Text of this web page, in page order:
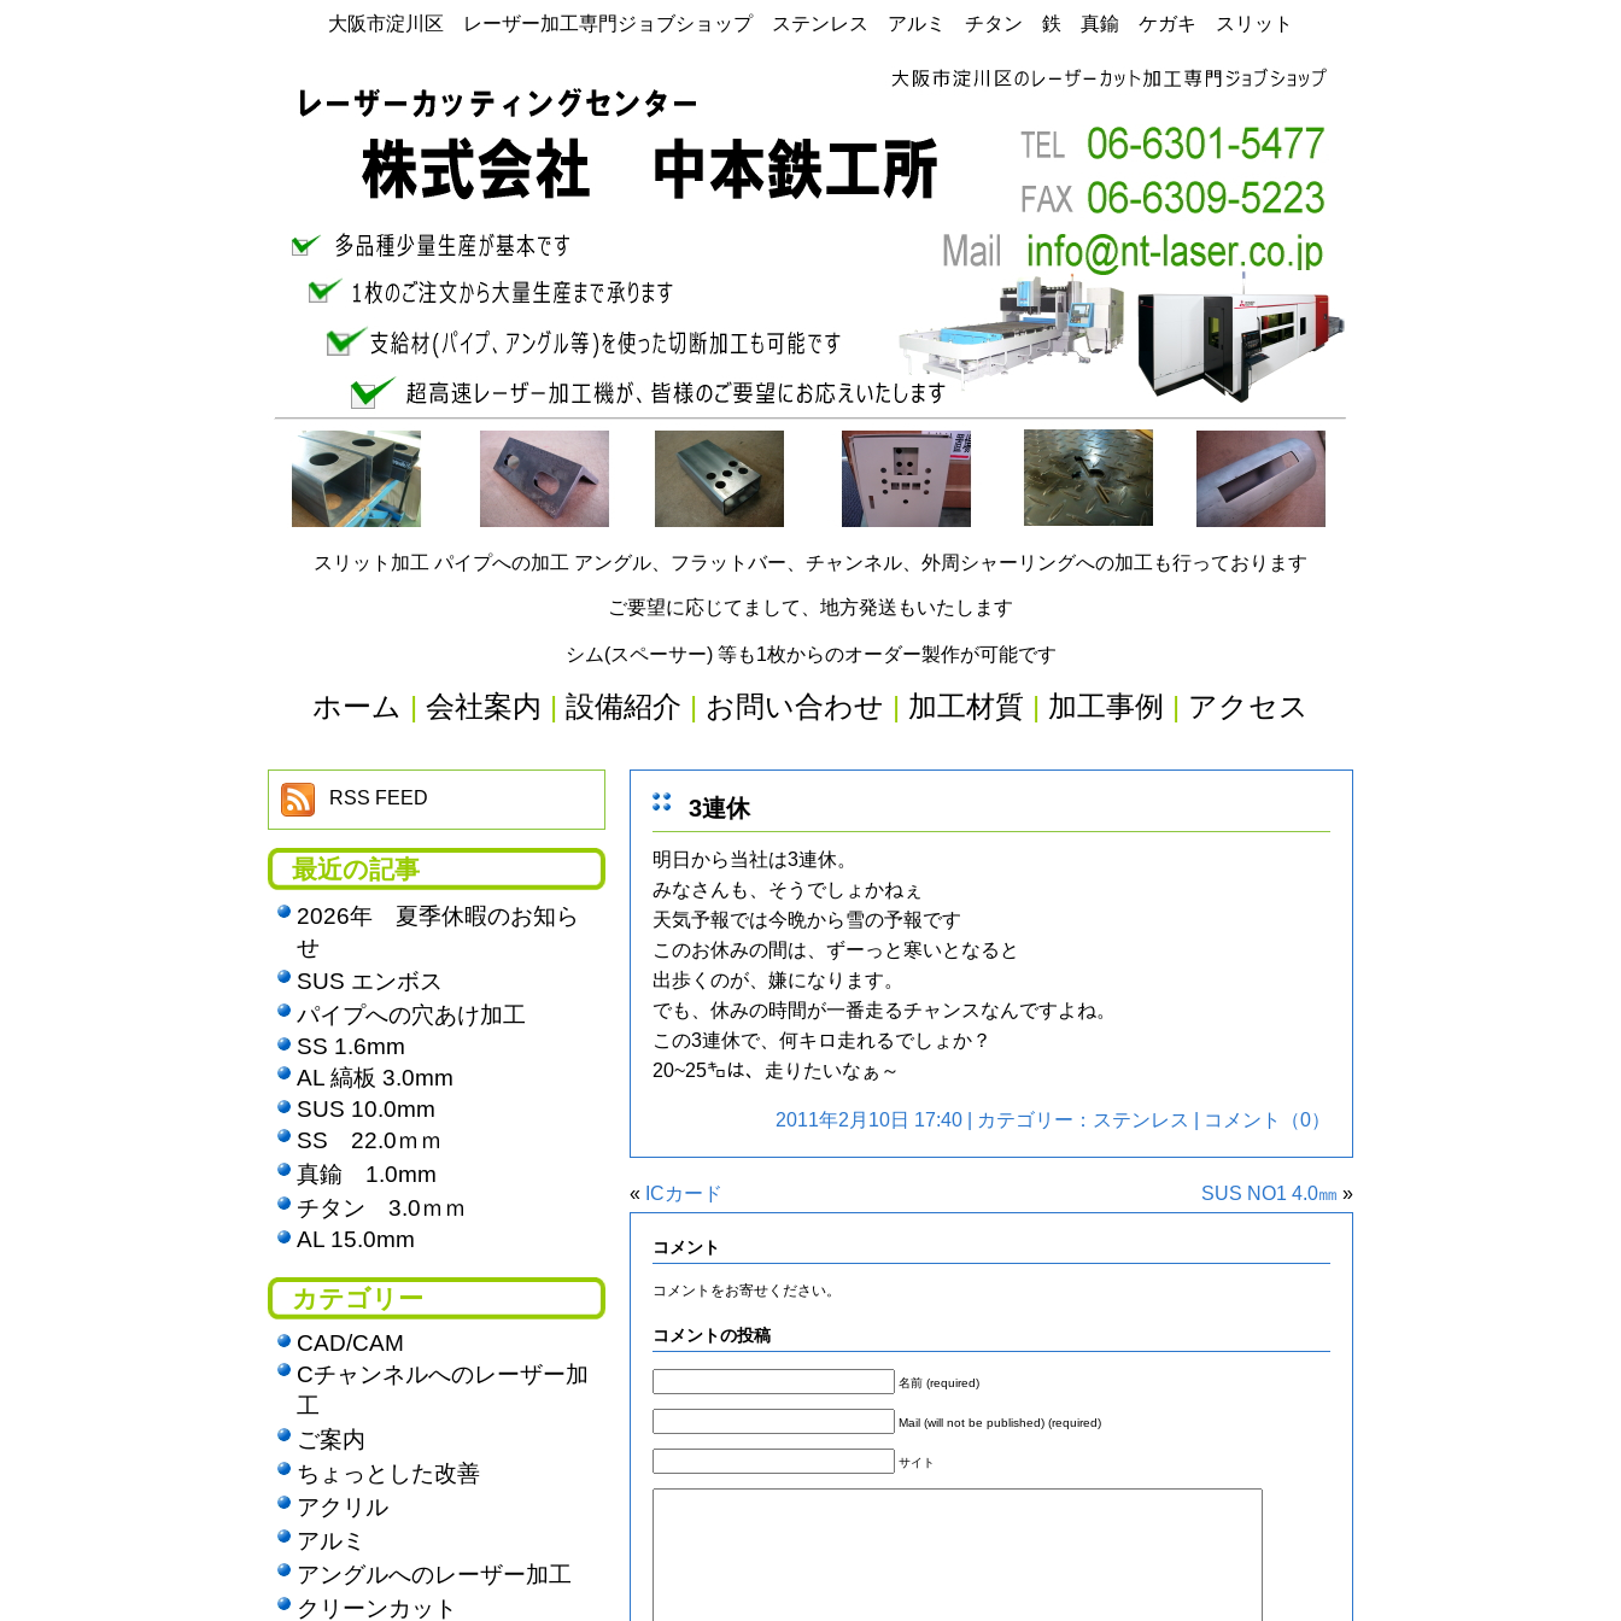
大阪市淀川区 レーザー加工専門ジョブショップ ステンレス アルミ チタン 鉄 真鍮 ケガキ スリット
スリット加工 パイプへの加工 アングル、フラットバー、チャンネル、外周シャーリングへの加工も行っております
ご要望に応じてまして、地方発送もいたします
シム(スペーサー) 等も1枚からのオーダー製作が可能です
ホーム | 会社案内 | 設備紹介 | お問い合わせ | 加工材質 | 加工事例 | アクセス
3連休
明日から当社は3連休。
みなさんも、そうでしょかねぇ
天気予報では今晩から雪の予報です
このお休みの間は、ずーっと寒いとなると
出歩くのが、嫌になります。
でも、休みの時間が一番走るチャンスなんですよね。
この3連休で、何キロ走れるでしょか？
20~25㌔は、走りたいなぁ～
2011年2月10日 17:40 | カテゴリー： ステンレス コメント（0）
« ICカード SUS NO1 4.0㎜ »
コメント
コメントをお寄せください。
コメントの投稿
名前 (required)
Mail (will not be published) (required)
サイト
RSS FEED
最近の記事
2026年 夏季休暇のお知ら
せ
SUS エンボス
パイプへの穴あけ加工
SS 1.6mm
AL 縞板 3.0mm
SUS 10.0mm
SS 22.0ｍｍ
真鍮 1.0mm
チタン 3.0ｍｍ
AL 15.0mm
カテゴリー
CAD/CAM
Cチャンネルへのレーザー加
工
ご案内
ちょっとした改善
アクリル
アルミ
アングルへのレーザー加工
クリーンカット